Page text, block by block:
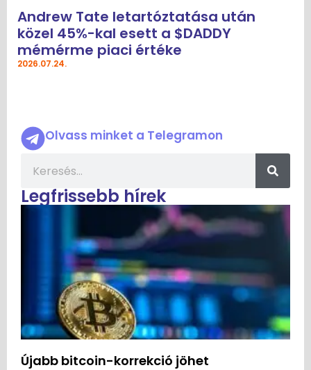
Andrew Tate letartóztatása után
közel 45%-kal esett a $DADDY
mémérme piaci értéke
2026.07.24.
Olvass minket a Telegramon
Legfrissebb hírek
Újabb bitcoin-korrekció jöhet